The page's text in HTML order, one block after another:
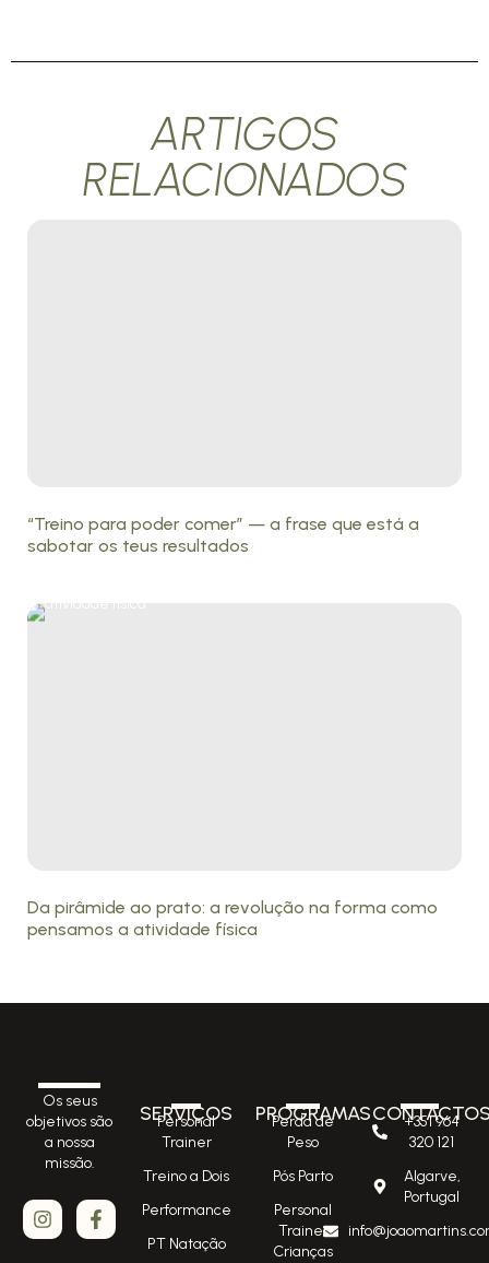
ARTIGOS
RELACIONADOS
“Treino para poder comer” — a frase que está a
sabotar os teus resultados
Da pirâmide ao prato: a revolução na forma como
pensamos a atividade física
Os seus
objetivos são
a nossa
missão.
SERVIÇOS
Personal
Trainer
Treino a Dois
Performance
PT Natação
PROGRAMAS
Perda de
Peso
Pós Parto
Personal
Trainer
Crianças
+351 964
320 121
Algarve,
Portugal